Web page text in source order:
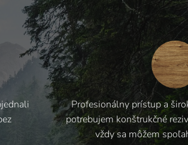
Profesionálny prístup a
potrebujem konštrukčné
vždy sa môžem